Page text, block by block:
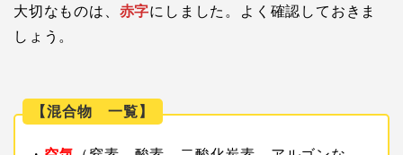
大切なものは、 赤字にしました。よく確認しておきま
しょう。
【混合物 一覧】